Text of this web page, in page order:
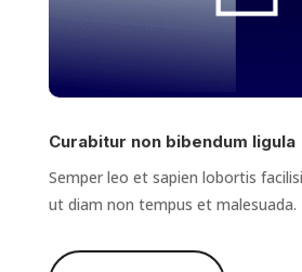
Curabitur non bibendum ligula
Semper leo et sapien lobortis
ut diam non tempus et malesuada.